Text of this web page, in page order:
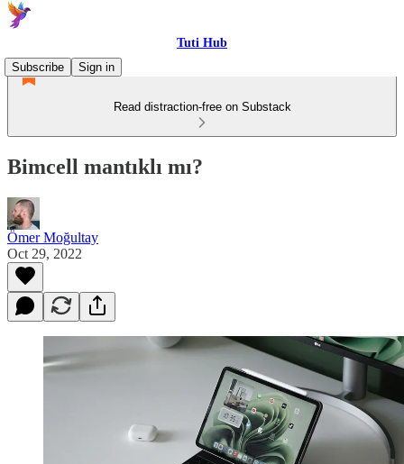
Tuti Hub
Subscribe
Sign in
Read distraction-free on Substack
Bimcell mantıklı mı?
Ömer Moğultay
Oct 29, 2022